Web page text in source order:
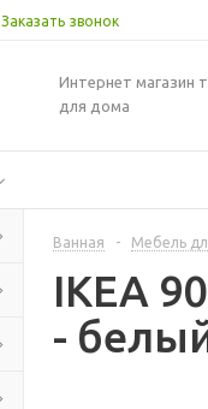
Заказать звонок
Интернет магазин
для дома
Ванная - Мебель
IKEA
-